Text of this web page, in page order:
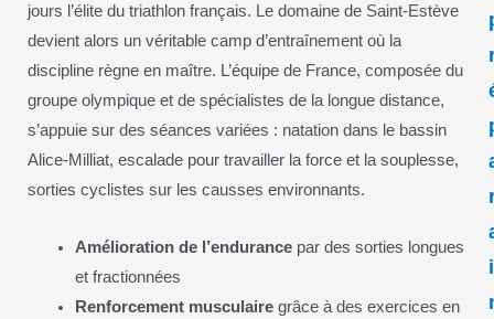
jours l’élite du triathlon français. Le domaine de Saint-Estève
devient alors un véritable camp d’entraînement où la
discipline règne en maître. L’équipe de France, composée du
groupe olympique et de spécialistes de la longue distance,
s’appuie sur des séances variées : natation dans le bassin
Alice-Milliat, escalade pour travailler la force et la souplesse,
sorties cyclistes sur les causses environnants.
Amélioration de l’endurance par des sorties longues
et fractionnées
Renforcement musculaire grâce à des exercices en